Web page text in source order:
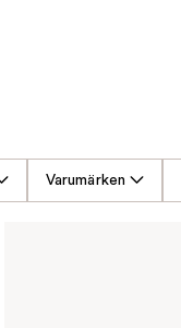
Varumärken